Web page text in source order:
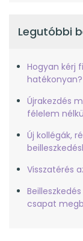
Legutóbbi
Hogyan kérj
hatékonyan?
Újrakezdés
félelem
Új kollégák,
Visszatérés
csapat